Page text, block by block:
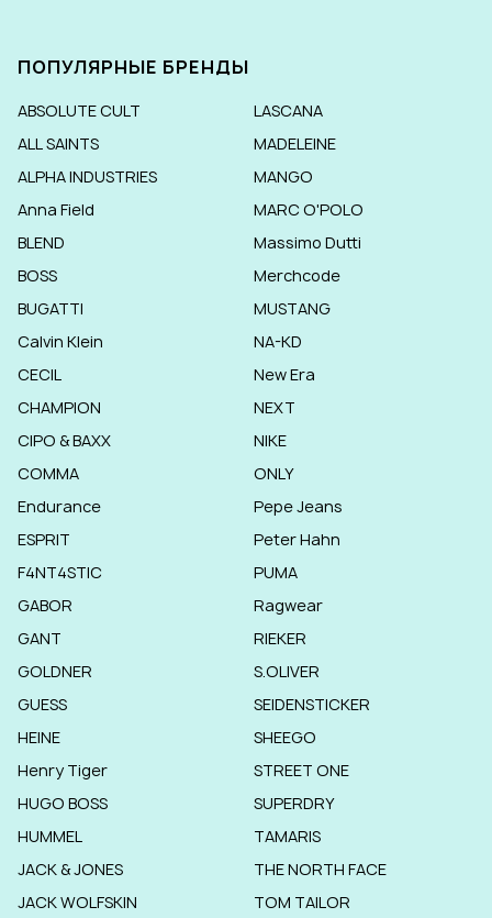
ПОПУЛЯРНЫЕ БРЕНДЫ
ABSOLUTE CULT
ALL SAINTS
ALPHA INDUSTRIES
Anna Field
BLEND
BOSS
BUGATTI
Calvin Klein
CECIL
CHAMPION
CIPO & BAXX
COMMA
Endurance
ESPRIT
F4NT4STIC
GABOR
GANT
GOLDNER
GUESS
HEINE
Henry Tiger
HUGO BOSS
HUMMEL
JACK & JONES
JACK WOLFSKIN
LASCANA
MADELEINE
MANGO
MARC O'POLO
Massimo Dutti
Merchcode
MUSTANG
NA-KD
New Era
NEXT
NIKE
ONLY
Pepe Jeans
Peter Hahn
PUMA
Ragwear
RIEKER
S.OLIVER
SEIDENSTICKER
SHEEGO
STREET ONE
SUPERDRY
TAMARIS
THE NORTH FACE
TOM TAILOR